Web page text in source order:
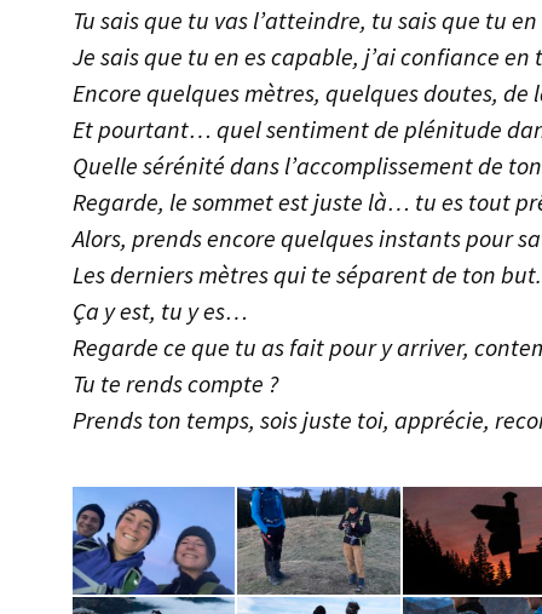
Tu sais que tu vas l’atteindre, tu sais que tu
Je sais que tu en es capable, j’ai confiance en
Encore quelques mètres, quelques doutes, de
Et pourtant… quel sentiment de plénitude
Quelle sérénité dans l’accomplissement de
Regarde, le sommet est juste là… tu es tout
Alors, prends encore quelques instants pour
Les derniers mètres qui te séparent de ton but.
Ça y est, tu y es…
Regarde ce que tu as fait pour y arriver,
Tu te rends compte ?
Prends ton temps, sois juste toi, apprécie,